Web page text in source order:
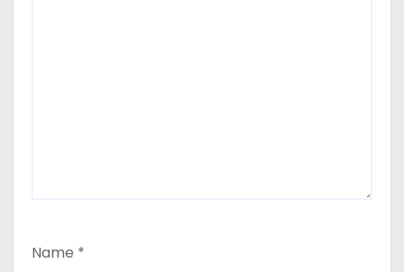
Name *